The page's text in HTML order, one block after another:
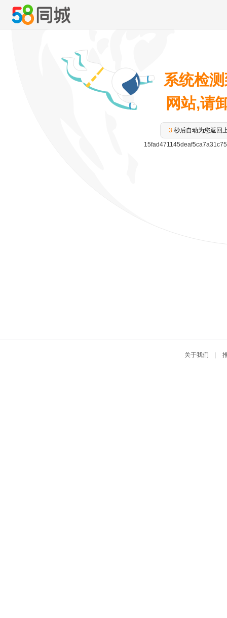
系统检
网站,请
3 秒后自动为您返回
关于我们